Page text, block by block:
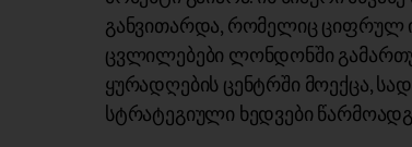
განვითარდა, რომელიც ციფრულ
ცვლილებები ლონდონში
ყურადღების ცენტრში მოექცა,
სტრატეგიული ხედვები